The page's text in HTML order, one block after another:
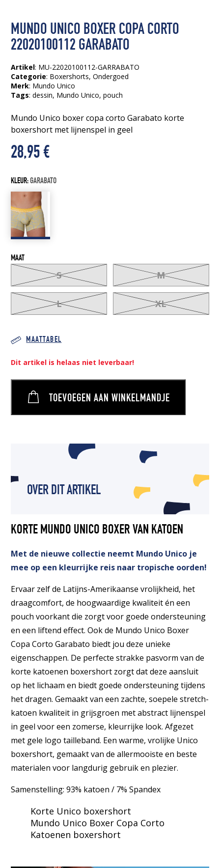
MUNDO UNICO BOXER COPA CORTO
22020100112 GARABATO
Artikel: MU-22020100112-GARRABATO
Categorie: Boxershorts,Ondergoed
Merk: Mundo Unico
Tags:dessin, Mundo Unico, pouch
Mundo Unico boxer copa corto Garabato korte
boxershort met lijnenspel in geel
28,95€
KLEUR:GARABATO
MAAT
S M
L XL
MAATTABEL
Dit artikel is helaas niet leverbaar!
TOEVOEGEN AAN WINKELMANDJE
OVER DIT ARTIKEL
KORTE MUNDO UNICO BOXER VAN KATOEN
Met de nieuwe collectie neemt Mundo Unico je
mee op een kleurrijke reis naar tropische oorden!
Ervaar zelf de Latijns-Amerikaanse vrolijkheid, het
draagcomfort, de hoogwaardige kwaliteit én een
pouch voorkant die zorgt voor goede ondersteuning
en een liftend effect. Ook de Mundo Unico Boxer
Copa Corto Garabato biedt jou deze unieke
eigenschappen. De perfecte strakke pasvorm van de
korte katoenen boxershort zorgt dat deze aansluit
op het lichaam en biedt goede ondersteuning tijdens
het dragen. Gemaakt van een zachte, soepele stretch-
katoen kwaliteit in grijsgroen met abstract lijnenspel
in geel voor een zomerse, kleurrijke look. Afgezet
met gele logo tailleband. Een warme, vrolijke Unico
boxershort, gemaakt van de allermooiste en beste
materialen voor langdurig gebruik en plezier.
Samenstelling: 93% katoen / 7% Spandex
Korte Unico boxershort
Mundo Unico Boxer Copa Corto
Katoenen boxershort